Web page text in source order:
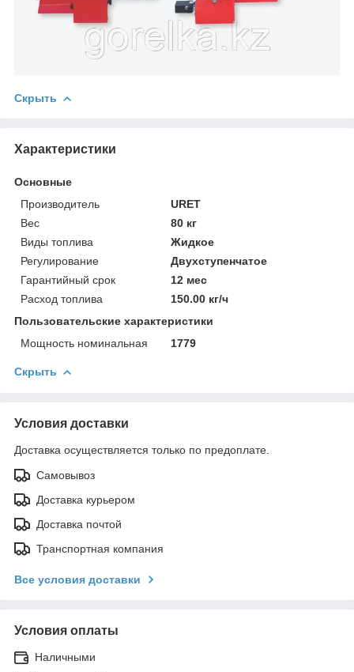
Скрыть
Характеристики
Основные
Производитель
URET
Вес
80 кг
Виды топлива
Жидкое
Регулирование
Двухступенчатое
Гарантийный срок
12 мес
Расход топлива
150.00 кг/ч
Пользовательские характеристики
Мощность номинальная
1779
Скрыть
Условия доставки
Доставка осуществляется только по предоплате.
Самовывоз
Доставка курьером
Доставка почтой
Транспортная компания
Все условия доставки
Условия оплаты
Наличными